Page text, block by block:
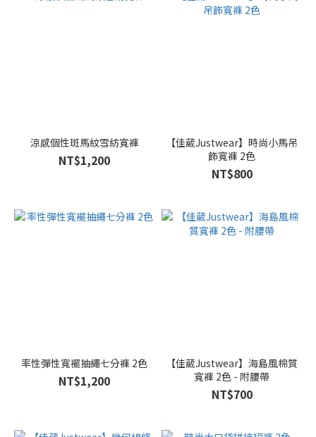
涼感個性斑馬紋雪紡寬褲
NT$1,200
【佳葳Justwear】時尚小馬吊
飾寬褲 2色
NT$800
率性彈性寬襬抽繩七分褲 2色
NT$1,200
【佳葳Justwear】海島風棉質
寬褲 2色 - 附腰帶
NT$700